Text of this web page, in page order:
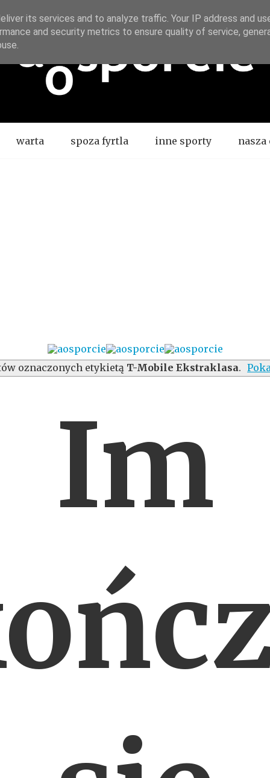
warta spoza fyrtla inne sporty
oznaczonych etykietą T-Mobile Ekstraklasa.
Im
its services and to analyze traffic. Your IP address and
and security metrics to ensure quality of service,